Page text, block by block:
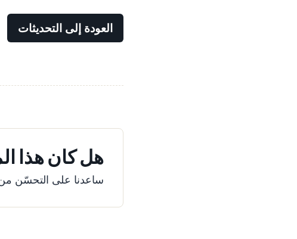
العودة إلى التحديثات
هل كان هذا
ساعدنا على التحسّن